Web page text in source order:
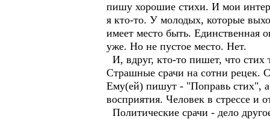
пишу хорошие стихи. И мои
я кто-то. У молодых, которые
имеет место быть. Единственная
уже. Но не пустое место. Нет.
И, вдруг, кто-то пишет, что
Страшные срачи на сотни рецек.
Ему(ей) пишут - "Поправь стих",
восприятия. Человек в стрессе и
Политические срачи - дело